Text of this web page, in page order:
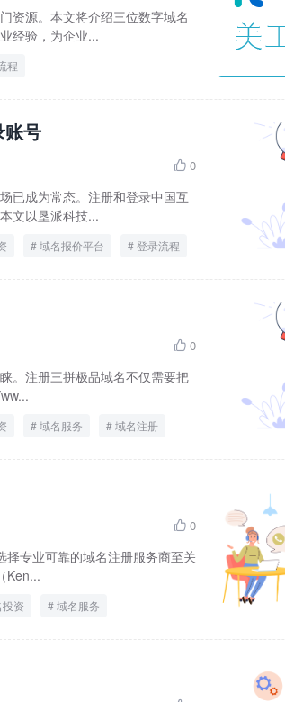
资源。本文将介绍三位数字域名
经验，为企业...
程
账号
 0
已成为常态。注册和登录中国互
文以垦派科技...
域名报价平台
登录流程
 0
。注册三拼极品域名不仅需要把
域名服务
域名注册
 0
专业可靠的域名注册服务商至关
Ken...
资
域名服务